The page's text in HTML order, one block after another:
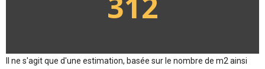
Il ne s'agit que d'une estimation, basée sur le nombre de m2 ainsi